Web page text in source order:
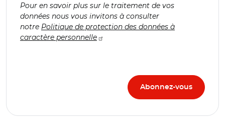
Pour en savoir plus sur le traitement de vos
données nous vous invitons à consulter
notre Politique de protection des données à
caractère personnelle